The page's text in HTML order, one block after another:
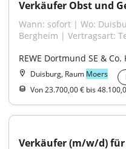
Verkäufer Obst und
Wann: sofort | Wo:
Bergheim | Vertragsart:
REWE Dortmund SE & Co.
Duisburg, Raum Moers
Von 23.700,00 € bis
Verkäufer (m/w/d) für